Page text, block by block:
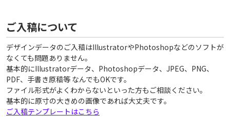
ご入稿について
デザインデータのご入稿はIllustratorやPhotoshopなどのソフトが
なくても問題ありません。
基本的にIllustratorデータ、Photoshopデータ、JPEG、PNG、
PDF、手書き原稿等 なんでもOKです。
ファイル形式がよくわからないといった方もご相談ください。
基本的に原寸の大きめの画像であれば大丈夫です。
ご入稿テンプレートはこちら